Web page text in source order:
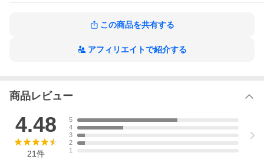
※(社)電子情報技術産業協会の定める「JEITA規格」による測定値
この商品を共有する
アフィリエイトで紹介する
商品レビュー
4.48
21件
5
4
3
2
1